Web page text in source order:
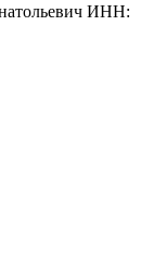
ИНН: